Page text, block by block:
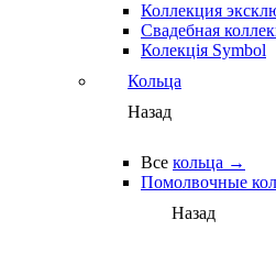
Коллекция
Свадебная
Колекція Symbol
Кольца
Назад
Все кольца →
Помолвочные
Назад